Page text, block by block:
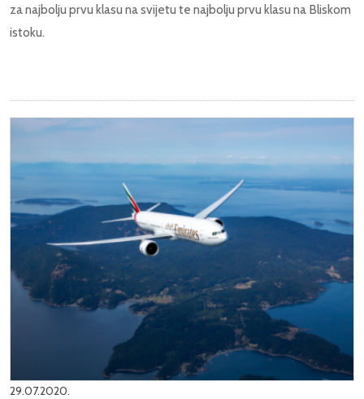
za najbolju prvu klasu na svijetu te najbolju prvu klasu na Bliskom
istoku.
29.07.2020.